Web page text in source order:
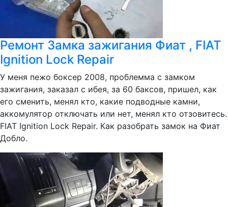
Ремонт Замка зажигания Фиат , FIAT
Ignition Lock Repair
У меня пежо боксер 2008, проблемма с замком
зажигания, заказал с ибея, за 60 баксов, пришел, как
его сменить, менял кто, какие подводные камни,
аккомулятор отключать или нет, менял кто отзовитесь.
FIAT Ignition Lock Repair. Как разобрать замок на Фиат
Добло.